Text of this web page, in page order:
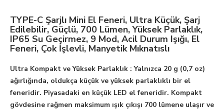
TYPE-C Şarjlı Mini El Feneri, Ultra Küçük, Şarj
Edilebilir, Güçlü, 700 Lümen, Yüksek Parlaklık,
IP65 Su Geçirmez, 9 Mod, Acil Durum Işığı, El
Feneri, Çok İşlevli, Manyetik Mıknatıslı
Ultra Kompakt ve Yüksek Parlaklık : Yalnızca 20 g (0,7 oz)
ağırlığında, oldukça küçük ve yüksek parlaklıklı bir el
feneridir. Piyasadaki en küçük LED el feneridir. Kompakt
gövdesine rağmen maksimum ışık çıkışı 700 lümene ulaşır ve